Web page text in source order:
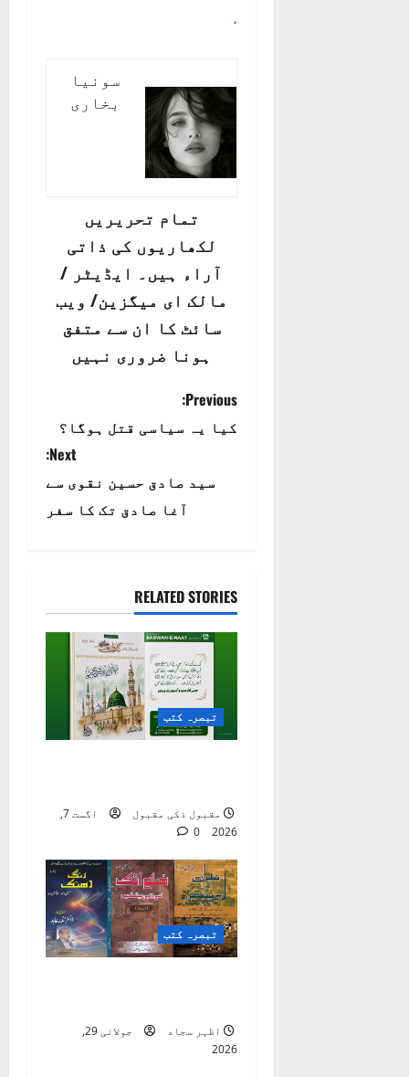
.
سونیا
بخاری
تمام تحریریں
لکھاریوں کی ذاتی
آراء ہیں۔ ایڈیٹر /
مالک ای میگزین/ ویب
سائٹ کا ان سے متفق
ہونا ضروری نہیں
P
o
a
v
a
i
o
n
Previous:
کیا یہ سیاسی قتل ہوگا؟
Next:
سید صادق حسین نقوی سے
آغا صادق تک کا سفر
RELATED STORIES
تبصرہ کتب
مقبول ذکی مقبول
اگست 7,
2026
0
تبصرہ کتب
اظہر سجاد
جولائی 29,
2026